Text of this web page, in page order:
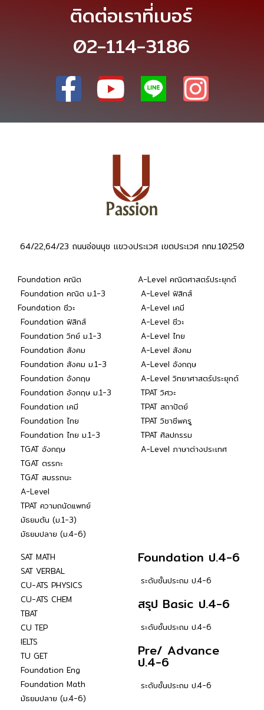
ติดต่อเราที่เบอร์
02-114-3186
64/22,64/23 ถนนอ่อนนุช แขวงประเวศ เขตประเวศ กทม.10250
Foundation คณิต
Foundation คณิต ม.1-3
Foundation ชีวะ
Foundation ฟิสิกส์
Foundation วิทย์ ม.1-3
Foundation สังคม
Foundation สังคม ม.1-3
Foundation อังกฤษ
Foundation อังกฤษ ม.1-3
Foundation เคมี
Foundation ไทย
Foundation ไทย ม.1-3
TGAT อังกฤษ
TGAT ตรรกะ
TGAT สมรรถนะ
A-Level
TPAT ความถนัดแพทย์
มัธยมต้น (ม.1-3)
มัธยมปลาย (ม.4-6)
A-Level คณิตศาสตร์ประยุกต์
A-Level ฟิสิกส์
A-Level เคมี
A-Level ชีวะ
A-Level ไทย
A-Level สังคม
A-Level อังกฤษ
A-Level วิทยาศาสตร์ประยุกต์
TPAT วิศวะ
TPAT สถาปัตย์
TPAT วิชาชีพครู
TPAT ศิลปกรรม
A-Level ภาษาต่างประเทศ
SAT MATH
SAT VERBAL
CU-ATS PHYSICS
CU-ATS CHEM
TBAT
CU TEP
IELTS
TU GET
Foundation Eng
Foundation Math
มัธยมปลาย (ม.4-6)
Foundation ป.4-6
ระดับชั้นประถม ป.4-6
สรุป Basic ป.4-6
ระดับชั้นประถม ป.4-6
Pre/ Advance
ป.4-6
ระดับชั้นประถม ป.4-6